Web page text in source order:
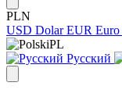
PLN
USD Dolar EUR Euro
PL
Русский